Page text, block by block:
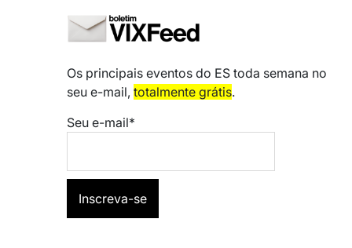
Os principais eventos do ES toda semana no
seu e-mail, totalmente grátis.
Seu e-mail*